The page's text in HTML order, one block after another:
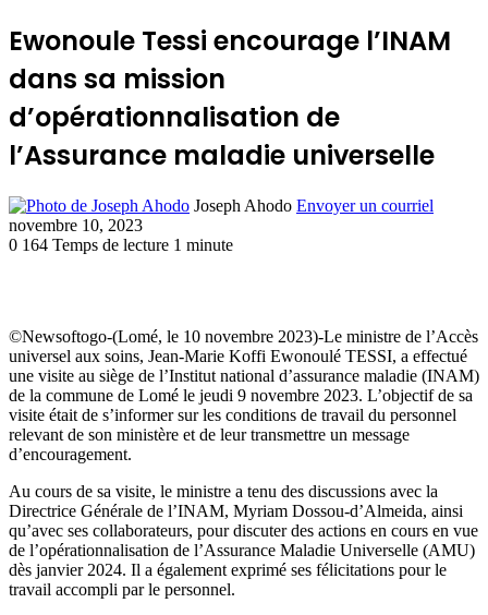
Ewonoule Tessi encourage l’INAM
dans sa mission
d’opérationnalisation de
l’Assurance maladie universelle
Joseph Ahodo Envoyer un courriel
novembre 10, 2023
0 164 Temps de lecture 1 minute
©Newsoftogo-(Lomé, le 10 novembre 2023)-Le ministre de l’Accès
universel aux soins, Jean-Marie Koffi Ewonoulé TESSI, a effectué
une visite au siège de l’Institut national d’assurance maladie (INAM)
de la commune de Lomé le jeudi 9 novembre 2023. L’objectif de sa
visite était de s’informer sur les conditions de travail du personnel
relevant de son ministère et de leur transmettre un message
d’encouragement.
Au cours de sa visite, le ministre a tenu des discussions avec la
Directrice Générale de l’INAM, Myriam Dossou-d’Almeida, ainsi
qu’avec ses collaborateurs, pour discuter des actions en cours en vue
de l’opérationnalisation de l’Assurance Maladie Universelle (AMU)
dès janvier 2024. Il a également exprimé ses félicitations pour le
travail accompli par le personnel.